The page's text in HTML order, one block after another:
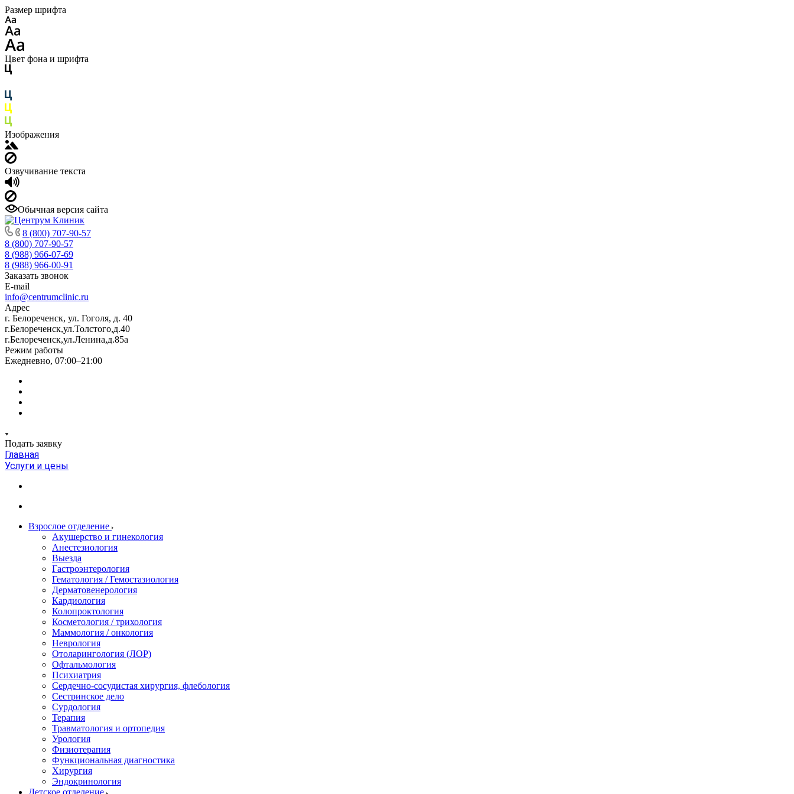
Размер шрифта
Цвет фона и шрифта
Изображения
Озвучивание текста
Обычная версия сайта
8 (800) 707-90-57
8 (800) 707-90-57
8 (988) 966-07-69
8 (988) 966-00-91
Заказать звонок
E-mail
info@centrumclinic.ru
Адрес
г. Белореченск, ул. Гоголя, д. 40
г.Белореченск,ул.Толстого,д.40
г.Белореченск,ул.Ленина,д.85а
Режим работы
Ежедневно, 07:00–21:00
Подать заявку
Главная
Услуги и цены
Взрослое отделение
Акушерство и гинекология
Анестезиология
Выезда
Гастроэнтерология
Гематология / Гемостазиология
Дерматовенерология
Кардиология
Колопроктология
Косметология / трихология
Маммология / онкология
Неврология
Отоларингология (ЛОР)
Офтальмология
Психиатрия
Сердечно-сосудистая хирургия, флебология
Сестринское дело
Сурдология
Терапия
Травматология и ортопедия
Урология
Физиотерапия
Функциональная диагностика
Хирургия
Эндокринология
Детское отделение